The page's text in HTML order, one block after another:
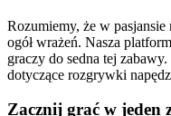
Rozumiemy, że w pasjansie
ogół wrażeń. Nasza
graczy do sedna tej
dotyczące rozgrywki
Zacznij grać w jeden